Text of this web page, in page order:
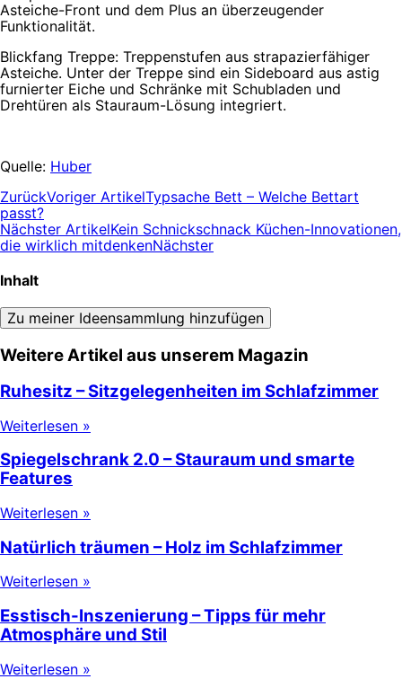
Asteiche-Front und dem Plus an überzeugender
Funktionalität.
Blickfang Treppe: Treppenstufen aus strapazierfähiger
Asteiche. Unter der Treppe sind ein Sideboard aus astig
furnierter Eiche und Schränke mit Schubladen und
Drehtüren als Stauraum-Lösung integriert.
Quelle: Huber
ZurückVoriger ArtikelTypsache Bett – Welche Bettart
passt?
Nächster ArtikelKein Schnickschnack Küchen-Innovationen,
die wirklich mitdenkenNächster
Inhalt
Zu meiner Ideensammlung hinzufügen
Weitere Artikel aus unserem Magazin
Ruhesitz – Sitzgelegenheiten im Schlafzimmer
Weiterlesen »
Spiegelschrank 2.0 – Stauraum und smarte
Features
Weiterlesen »
Natürlich träumen – Holz im Schlafzimmer
Weiterlesen »
Esstisch-Inszenierung – Tipps für mehr
Atmosphäre und Stil
Weiterlesen »